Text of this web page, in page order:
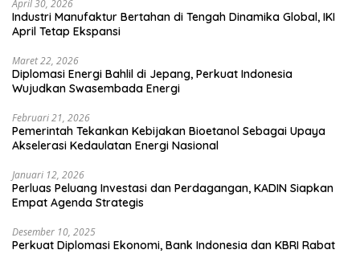
April 30, 2026
Industri Manufaktur Bertahan di Tengah Dinamika Global, IKI
April Tetap Ekspansi
Maret 22, 2026
Diplomasi Energi Bahlil di Jepang, Perkuat Indonesia
Wujudkan Swasembada Energi
Februari 21, 2026
Pemerintah Tekankan Kebijakan Bioetanol Sebagai Upaya
Akselerasi Kedaulatan Energi Nasional
Januari 12, 2026
Perluas Peluang Investasi dan Perdagangan, KADIN Siapkan
Empat Agenda Strategis
Desember 10, 2025
Perkuat Diplomasi Ekonomi, Bank Indonesia dan KBRI Rabat